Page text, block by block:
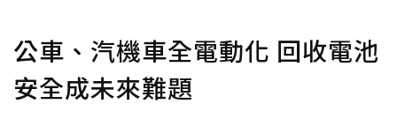
公車、汽機車全電動化 回收電池
安全成未來難題